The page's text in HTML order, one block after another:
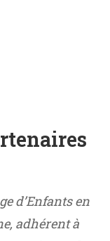
d’Enfants en
adhérent à